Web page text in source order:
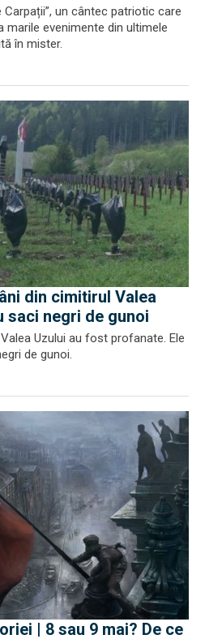
un cântec patriotic care
evenimente din ultimele
în mister.
din cimitirul Valea
saci negri de gunoi
Uzului au fost profanate. Ele
de gunoi.